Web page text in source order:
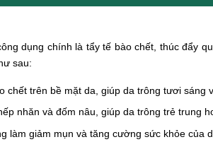
dụng chính là tẩy tế bào chết, thúc đẩy
sau:
chết trên bề mặt da, giúp da trông tươi sáng
nhăn và đốm nâu, giúp da trông trẻ trung
làm giảm mụn và tăng cường sức khỏe của